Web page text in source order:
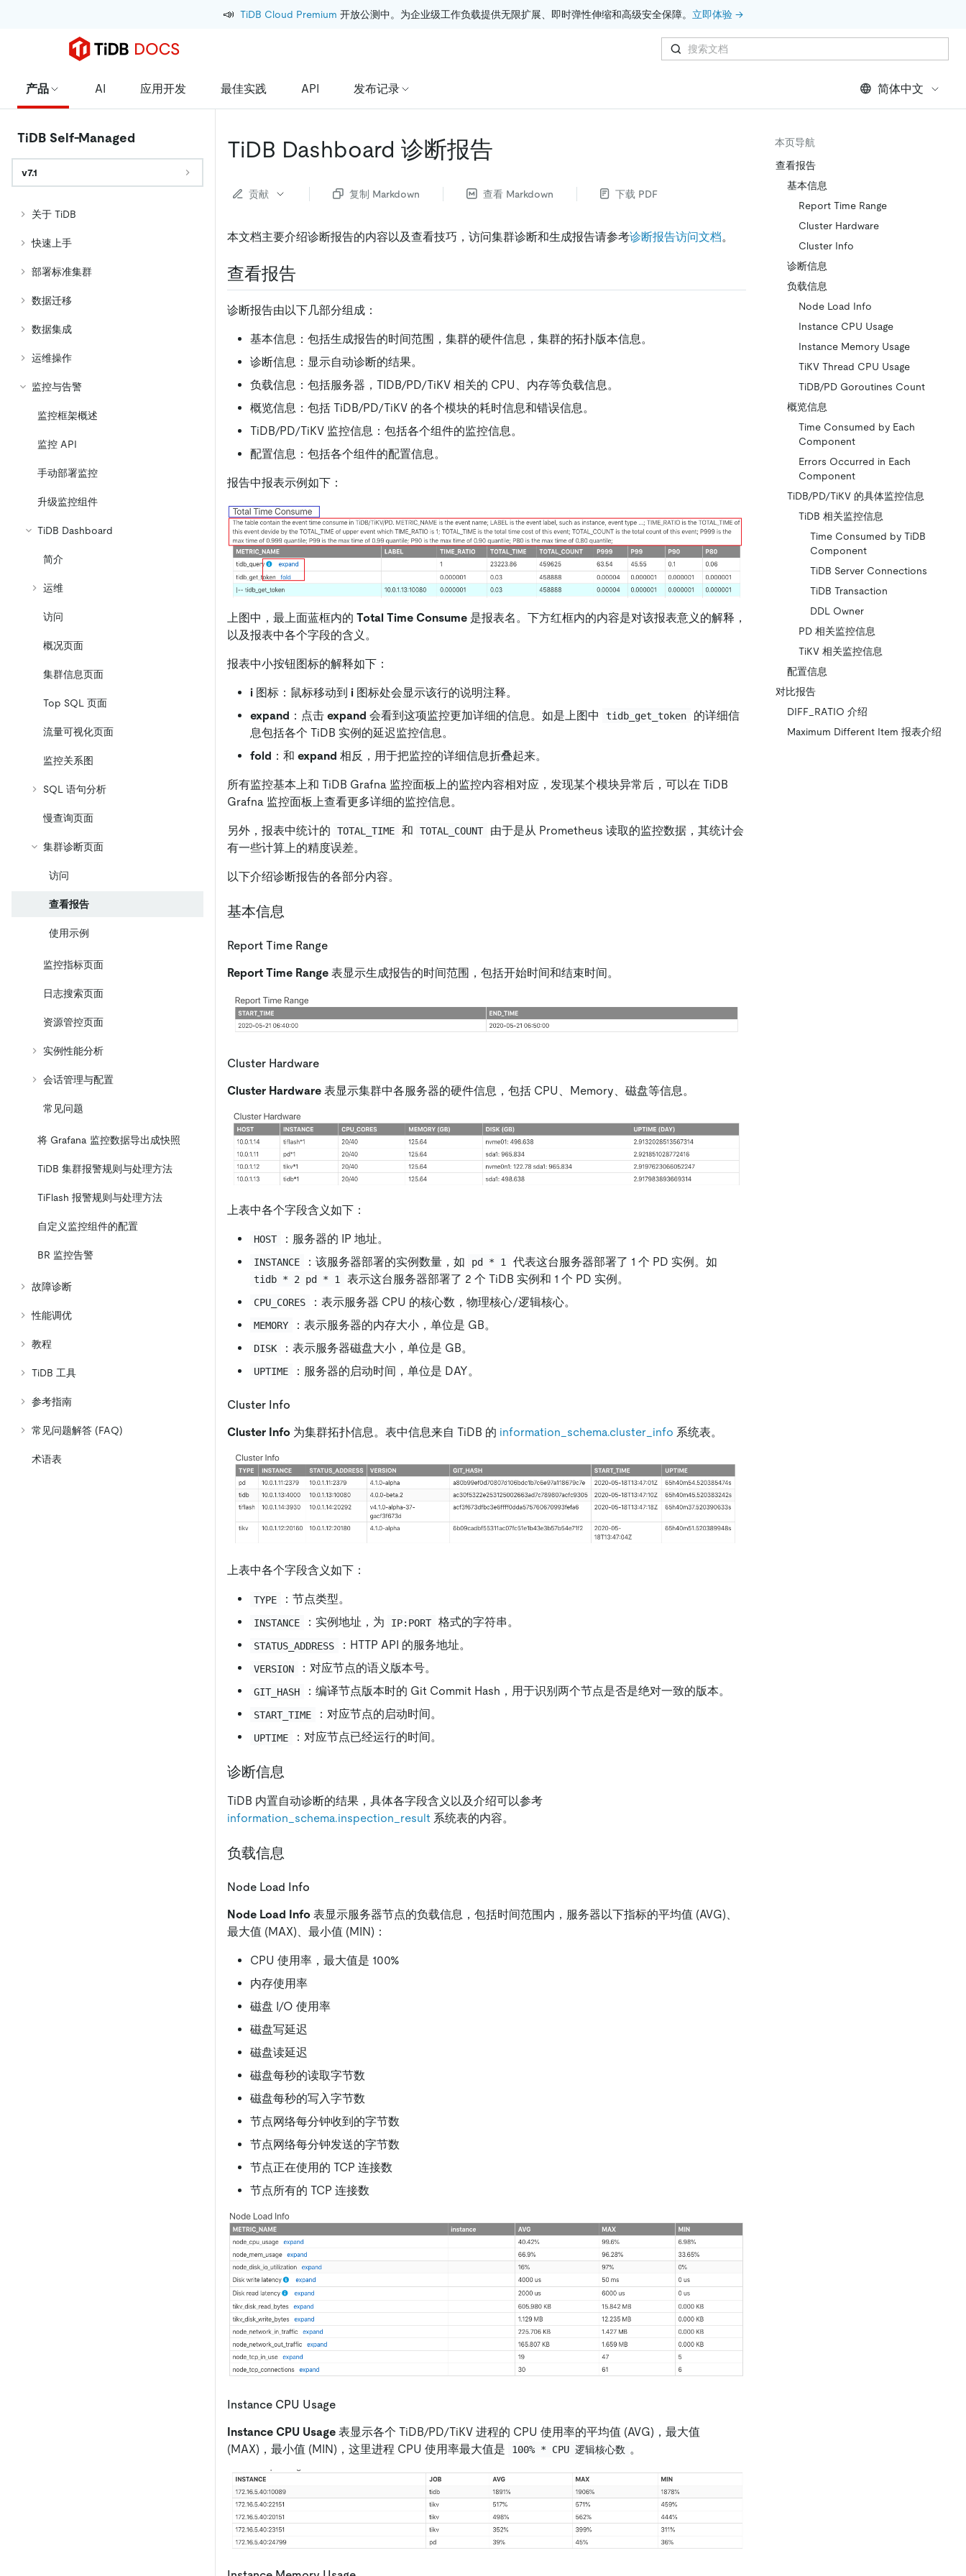
📣 TiDB Cloud Premium 开放公测中。为企业级工作负载提供无限扩展、即时弹性伸缩和高级安全保障。 立即体验 →
产品 AI 应用开发 最佳实践 API 发布记录 简体中文
TiDB Self-Managed
v7.1
关于 TiDB
快速上手
部署标准集群
数据迁移
数据集成
运维操作
监控与告警
监控框架概述
监控 API
手动部署监控
升级监控组件
TiDB Dashboard
简介
运维
访问
概况页面
集群信息页面
Top SQL 页面
流量可视化页面
监控关系图
SQL 语句分析
慢查询页面
集群诊断页面
访问
查看报告
使用示例
监控指标页面
日志搜索页面
资源管控页面
实例性能分析
会话管理与配置
常见问题
将 Grafana 监控数据导出成快照
TiDB 集群报警规则与处理方法
TiFlash 报警规则与处理方法
自定义监控组件的配置
BR 监控告警
故障诊断
性能调优
教程
TiDB 工具
参考指南
常见问题解答 (FAQ)
术语表
TiDB Dashboard 诊断报告
贡献 复制 Markdown 查看 Markdown 下载 PDF
本文档主要介绍诊断报告的内容以及查看技巧，访问集群诊断和生成报告请参考诊断报告访问文档。
查看报告
诊断报告由以下几部分组成：
基本信息：包括生成报告的时间范围，集群的硬件信息，集群的拓扑版本信息。
诊断信息：显示自动诊断的结果。
负载信息：包括服务器，TIDB/PD/TiKV 相关的 CPU、内存等负载信息。
概览信息：包括 TiDB/PD/TiKV 的各个模块的耗时信息和错误信息。
TiDB/PD/TiKV 监控信息：包括各个组件的监控信息。
配置信息：包括各个组件的配置信息。
报告中报表示例如下：
上图中，最上面蓝框内的 Total Time Consume 是报表名。下方红框内的内容是对该报表意义的解释，
以及报表中各个字段的含义。
报表中小按钮图标的解释如下：
i 图标：鼠标移动到 i 图标处会显示该行的说明注释。
expand ：点击 expand 会看到这项监控更加详细的信息。如是上图中 tidb_get_token
的详细信
息包括各个 TiDB 实例的延迟监控信息。
fold ：和 expand 相反，用于把监控的详细信息折叠起来。
所有监控基本上和 TiDB Grafna 监控面板上的监控内容相对应，发现某个模块异常后，可以在 TiDB
Grafna 监控面板上查看更多详细的监控信息。
另外，报表中统计的 TOTAL_TIME 和 TOTAL_COUNT
由于是从 Prometheus 读取的监控数据，其统计会
有一些计算上的精度误差。
以下介绍诊断报告的各部分内容。
基本信息
Report Time Range
Report Time Range 表显示生成报告的时间范围，包括开始时间和结束时间。
Cluster Hardware
Cluster Hardware 表显示集群中各服务器的硬件信息，包括 CPU、Memory、磁盘等信息。
上表中各个字段含义如下：
HOST ：服务器的 IP 地址。
INSTANCE ：该服务器部署的实例数量，如 pd * 1 代表这台服务器部署了 1 个 PD 实例。如
tidb * 2 pd * 1 表示这台服务器部署了 2 个 TiDB 实例和 1 个 PD 实例。
CPU_CORES ：表示服务器 CPU 的核心数，物理核心/逻辑核心。
MEMORY ：表示服务器的内存大小，单位是 GB。
DISK ：表示服务器磁盘大小，单位是 GB。
UPTIME ：服务器的启动时间，单位是 DAY。
Cluster Info
Cluster Info 为集群拓扑信息。表中信息来自 TiDB 的 information_schema.cluster_info 系统表。
上表中各个字段含义如下：
TYPE ：节点类型。
INSTANCE ：实例地址，为 IP:PORT 格式的字符串。
STATUS_ADDRESS ：HTTP API 的服务地址。
VERSION ：对应节点的语义版本号。
GIT_HASH ：编译节点版本时的 Git Commit Hash，用于识别两个节点是否是绝对一致的版本。
START_TIME ：对应节点的启动时间。
UPTIME ：对应节点已经运行的时间。
诊断信息
TiDB 内置自动诊断的结果，具体各字段含义以及介绍可以参考
information_schema.inspection_result 系统表的内容。
负载信息
Node Load Info
Node Load Info 表显示服务器节点的负载信息，包括时间范围内，服务器以下指标的平均值 (AVG)、
最大值 (MAX)、最小值 (MIN)：
CPU 使用率，最大值是 100%
内存使用率
磁盘 I/O 使用率
磁盘写延迟
磁盘读延迟
磁盘每秒的读取字节数
磁盘每秒的写入字节数
节点网络每分钟收到的字节数
节点网络每分钟发送的字节数
节点正在使用的 TCP 连接数
节点所有的 TCP 连接数
Instance CPU Usage
Instance CPU Usage 表显示各个 TiDB/PD/TiKV 进程的 CPU 使用率的平均值 (AVG)，最大值
(MAX)，最小值 (MIN)，这里进程 CPU 使用率最大值是
100% * CPU 逻辑核心数 。
本页导航
查看报告
基本信息
Report Time Range
Cluster Hardware
Cluster Info
诊断信息
负载信息
Node Load Info
Instance CPU Usage
Instance Memory Usage
TiKV Thread CPU Usage
TiDB/PD Goroutines Count
概览信息
Time Consumed by Each
Component
Errors Occurred in Each
Component
TiDB/PD/TiKV 的具体监控信息
TiDB 相关监控信息
Time Consumed by TiDB
Component
TiDB Server Connections
TiDB Transaction
DDL Owner
PD 相关监控信息
TiKV 相关监控信息
配置信息
对比报告
DIFF_RATIO 介绍
Maximum Different Item 报表介绍